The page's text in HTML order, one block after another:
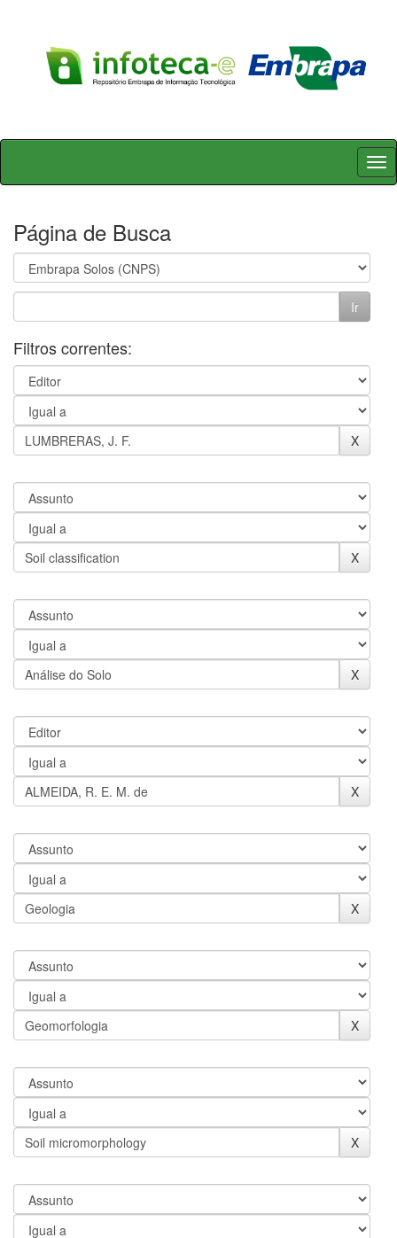
Skip
Página de Busca
Filtros correntes: